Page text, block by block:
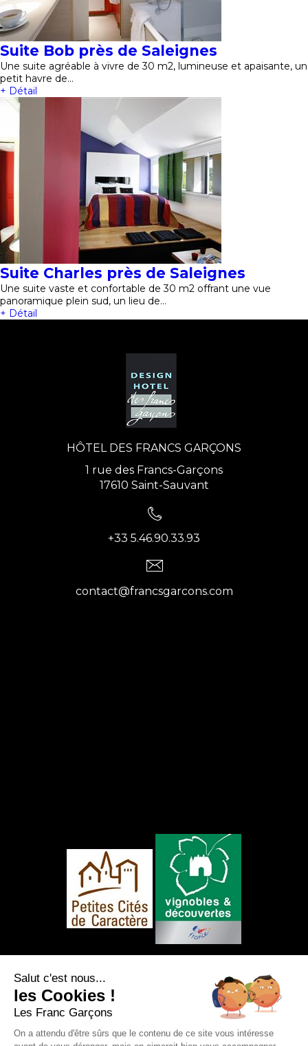
Suite Bob près de Saleignes
Une suite agréable à vivre de 30 m2, lumineuse et apaisante, un
petit havre de…
+ Détail
Suite Charles près de Saleignes
Une suite vaste et confortable de 30 m2 offrant une vue
panoramique plein sud, un lieu de…
+ Détail
HÔTEL DES FRANCS GARÇONS
1 rue des Francs-Garçons
17610 Saint-Sauvant
+33 5.46.90.33.93
contact@francsgarcons.com
Salut c'est nous...
les Cookies !
Les Franc Garçons
On a attendu d'être sûrs que le contenu de ce site vous intéresse